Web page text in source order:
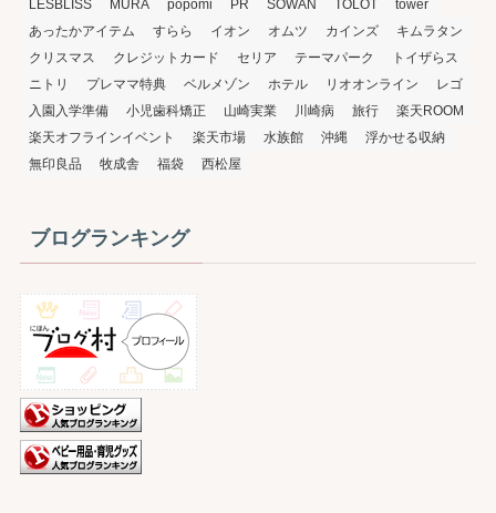
LESBLISS
MURA popomi PR SOWAN TOLOT
tower
あったかアイテム
すらら イオン オムツ カインズ
キムラタン
クリスマス
クレジットカード セリア テーマパーク
トイザらス
ニトリ
プレママ特典 ベルメゾン ホテル リオオンライン
レゴ
入園入学準備
小児歯科矯正 山崎実業 川崎病 旅行
楽天ROOM
楽天オフラインイベント
楽天市場 水族館 沖縄
浮かせる収納
無印良品
牧成舎 福袋 西松屋
ブログランキング